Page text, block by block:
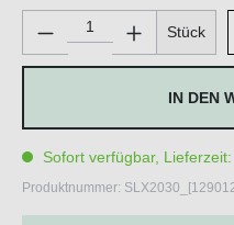
Produkt Anzahl: Gib den
Stück
IN DEN
Sofort verfügbar,
Produktnummer: